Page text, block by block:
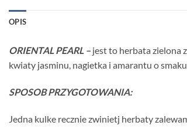
OPIS
ORIENTAL PEARL – jest to herbata zielona
kwiaty jasminu, nagietka i amarantu o
SPOSOB PRZYGOTOWANIA:
Jedna kulke recznie zwinietj herbaty